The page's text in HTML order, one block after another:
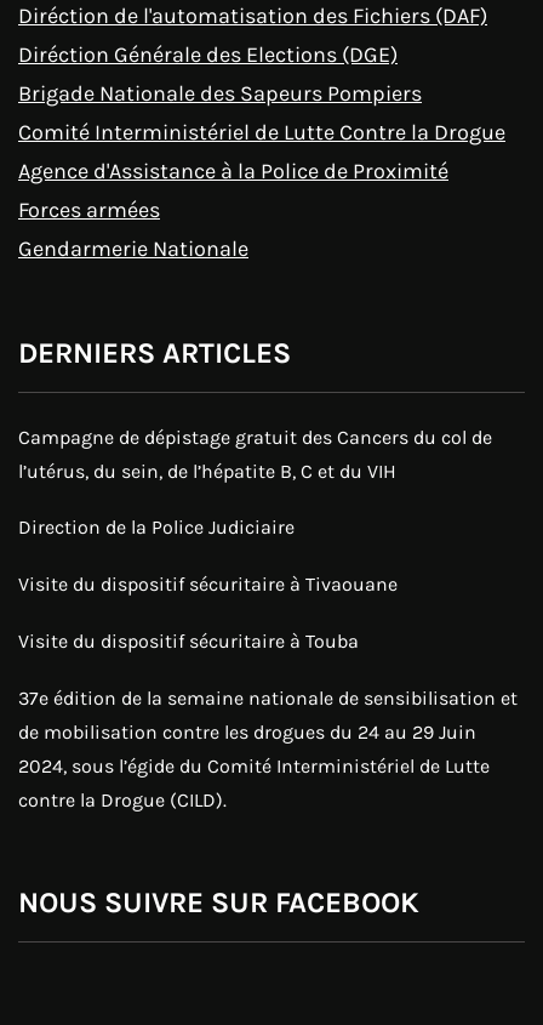
Diréction de l'automatisation des Fichiers (DAF)
Diréction Générale des Elections (DGE)
Brigade Nationale des Sapeurs Pompiers
Comité Interministériel de Lutte Contre la Drogue
Agence d'Assistance à la Police de Proximité
Forces armées
Gendarmerie Nationale
DERNIERS ARTICLES
Campagne de dépistage gratuit des Cancers du col de
l’utérus, du sein, de l’hépatite B, C et du VIH
Direction de la Police Judiciaire
Visite du dispositif sécuritaire à Tivaouane
Visite du dispositif sécuritaire à Touba
37e édition de la semaine nationale de sensibilisation et
de mobilisation contre les drogues du 24 au 29 Juin
2024, sous l’égide du Comité Interministériel de Lutte
contre la Drogue (CILD).
NOUS SUIVRE SUR FACEBOOK